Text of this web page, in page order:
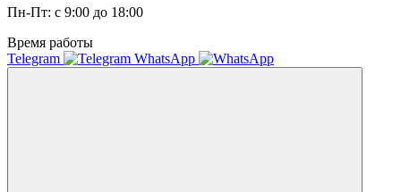
Пн-Пт: с 9:00 до 18:00
Время работы
Telegram
WhatsApp